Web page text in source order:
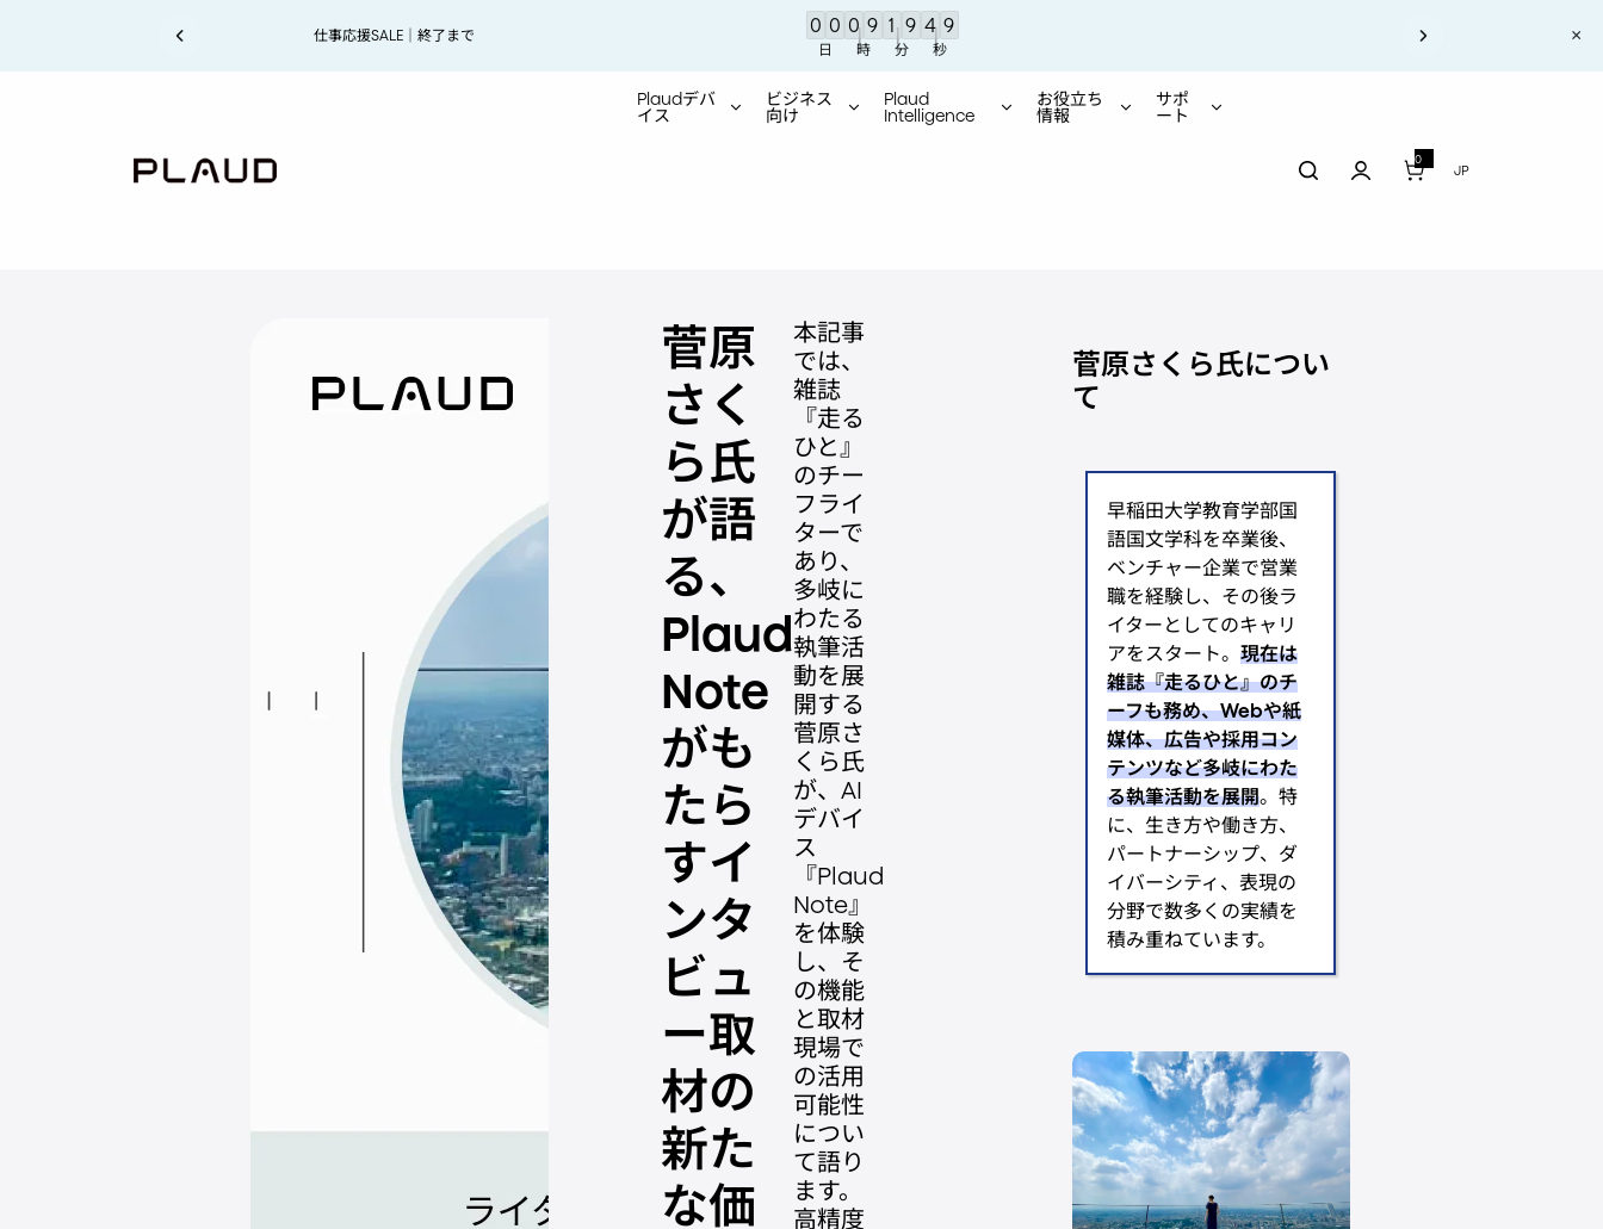
仕事応援SALE｜終了まで 0 0
日
0 9
時
1 9
分
4 8
秒
【お知らせ】地震の影響により、現在、一部地域でご注文品のお届けに遅延が生じる場合があります。
Plaudシリーズ累計200万台出荷達成！
世界をリードするAIボイスレコーダー ×
Plaudデバ
イス
ビジネス
向け
Plaud
Intelligence
お役立ち
情報
サポ
ート
0
0 アイテム
JP
菅原さくら氏が語る、Plaud Noteがもたらすインタビュー取
菅原
さく
ら氏
が語
る、
Plaud
Note
がも
たら
すイ
ンタ
ビュ
ー取
材の
新た
な価
本記事
では、
雑誌
『走る
ひと』
のチー
フライ
ターで
あり、
多岐に
わたる
執筆活
動を展
開する
菅原さ
くら氏
が、AI
デバイ
ス
『Plaud
Note』
を体験
し、そ
の機能
と取材
現場で
の活用
可能性
につい
て語り
ます。
高精度
菅原さくら氏につい
て
早稲田大学教育学部国
語国文学科を卒業後、
ベンチャー企業で営業
職を経験し、その後ラ
イターとしてのキャリ
アをスタート。現在は
雑誌『走るひと』のチ
ーフも務め、Webや紙
媒体、広告や採用コン
テンツなど多岐にわた
る執筆活動を展開。特
に、生き方や働き方、
パートナーシップ、ダ
イバーシティ、表現の
分野で数多くの実績を
積み重ねています。